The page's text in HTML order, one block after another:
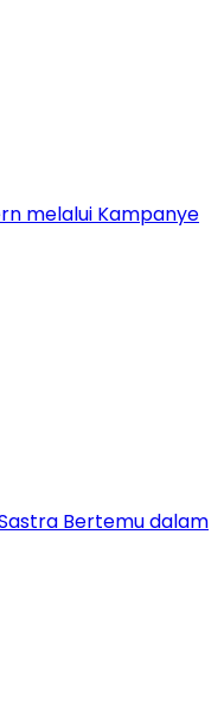
melalui Kampanye
Sastra Bertemu dalam